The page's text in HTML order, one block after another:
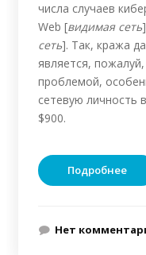
числа случаев
Web [видимая сеть
сеть]. Так, кража
является,
проблемой,
сетевую личность
$900.
Подробнее
Нет